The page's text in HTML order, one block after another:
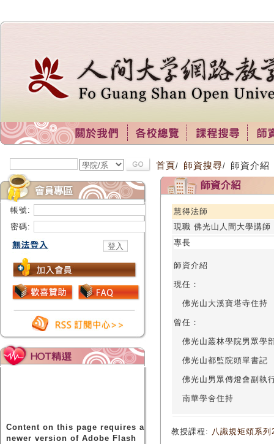
帳號:
密碼:
Content on this page requires a
newer version of Adobe Flash
首頁/ 師資搜尋/ 師資介紹
慧得法師
現職 佛光山人間大學講師
專長
師資介紹
現任：
佛光山大溪寶塔寺住持
曾任：
佛光山叢林學院男眾學
佛光山都監院頭單書記
佛光山男眾傳燈會副執
南華學舍住持
教授課程: 八識規矩頌系列